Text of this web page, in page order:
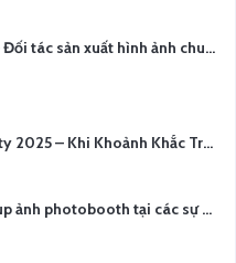
YCN MEDIA – Đối tác sản xuất hình ảnh chuyên nghiệp cho doanh nghiệp tại Hà Nội
Year End Party 2025 – Khi Khoảnh Khắc Trở Thành Dấu Ấn | Gói Ưu Đãi Tháng 12 Từ YCN Media
Xu hướng chụp ảnh photobooth tại các sự kiện hiện nay